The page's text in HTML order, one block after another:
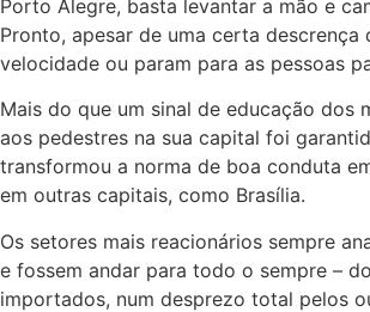
Porto Alegre, basta levantar a mão e
Pronto, apesar de uma certa descrença
velocidade ou param para as pessoas
Mais do que um sinal de educação dos
aos pedestres na sua capital foi
transformou a norma de boa conduta
em outras capitais, como Brasília.
Os setores mais reacionários sempre
e fossem andar para todo o sempre –
importados, num desprezo total pelos